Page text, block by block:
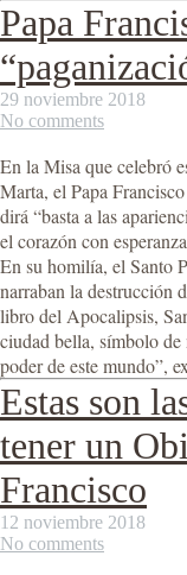
Papa
29 noviembre 2018
No comments
En la Misa que celebró
Marta, el Papa
dirá “basta a las
el corazón con
En su homilía, el Santo
narraban la destrucción
libro del Apocalipsis,
ciudad bella, símbolo
poder de este mundo”,
Estas son
tener un
Francisco
12 noviembre 2018
No comments